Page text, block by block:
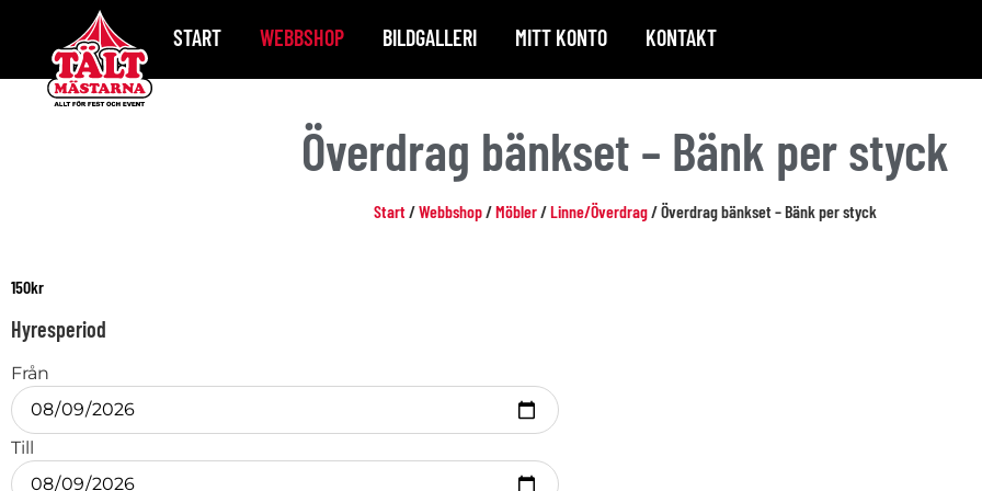
START WEBBSHOP BILDGALLERI MITT KONTO KONTAKT
Överdrag bänkset – Bänk per styck
Start/Webbshop/Möbler/Linne/Överdrag/ Överdrag bänkset – Bänk per styck
150kr
Hyresperiod
Från
Till